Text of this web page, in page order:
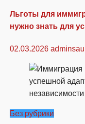
Льготы для
нужно знать для
02.03.2026
Без рубрики